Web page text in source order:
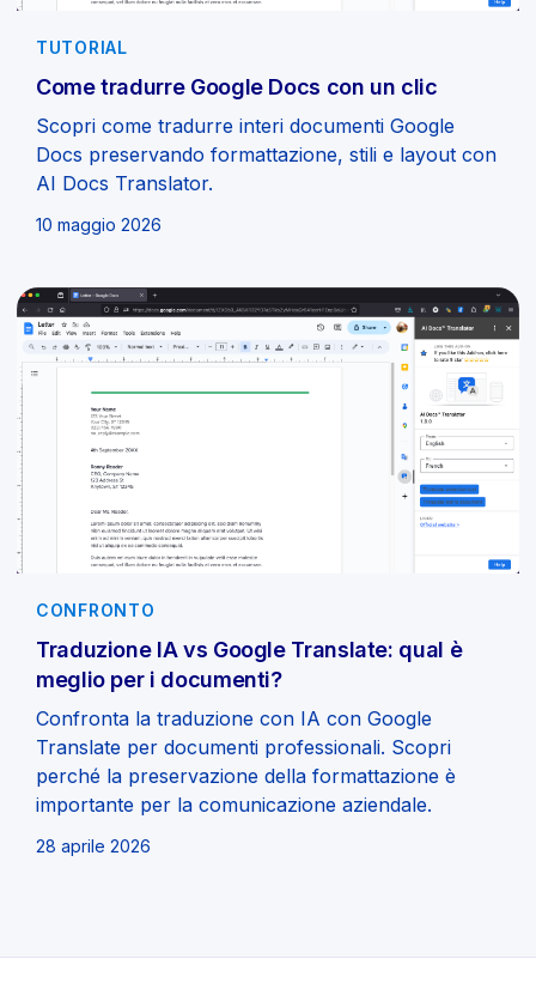
TUTORIAL
Come tradurre Google Docs con un clic
Scopri come tradurre interi documenti Google
Docs preservando formattazione, stili e layout con
AI Docs Translator.
10 maggio 2026
CONFRONTO
Traduzione IA vs Google Translate: qual è
meglio per i documenti?
Confronta la traduzione con IA con Google
Translate per documenti professionali. Scopri
perché la preservazione della formattazione è
importante per la comunicazione aziendale.
28 aprile 2026